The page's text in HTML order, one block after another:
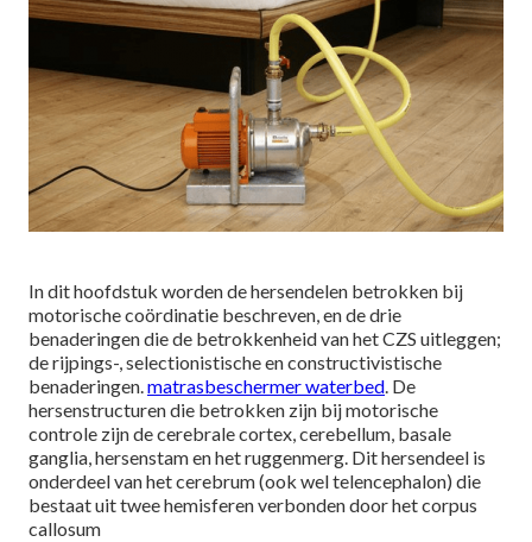
In dit hoofdstuk worden de hersendelen betrokken bij
motorische coördinatie beschreven, en de drie
benaderingen die de betrokkenheid van het CZS uitleggen;
de rijpings-, selectionistische en constructivistische
benaderingen.matrasbeschermer waterbed. De
hersenstructuren die betrokken zijn bij motorische
controle zijn de cerebrale cortex, cerebellum, basale
ganglia, hersenstam en het ruggenmerg. Dit hersendeel is
onderdeel van het cerebrum (ook wel telencephalon) die
bestaat uit twee hemisferen verbonden door het corpus
callosum